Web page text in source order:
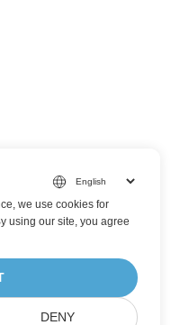
we use cookies for
using our site, you agree
DENY